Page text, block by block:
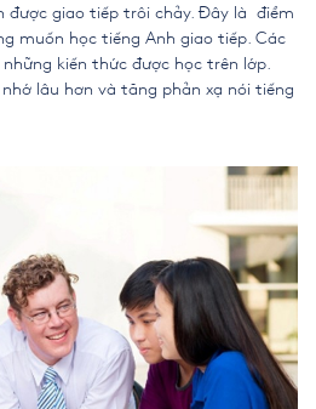
được giao tiếp trôi chảy. Đây là điểm
muốn học tiếng Anh giao tiếp. Các
kiến thức được học trên lớp.
lâu hơn và tăng phản xạ nói tiếng